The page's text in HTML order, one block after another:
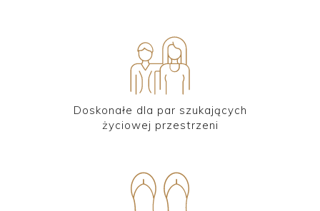
Doskonałe dla par szukających
życiowej przestrzeni